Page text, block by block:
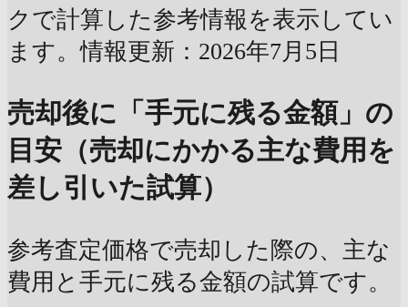
クで計算した参考情報を表示してい
ます。情報更新：2026年7月5日
売却後に「手元に残る金額」の
目安（売却にかかる主な費用を
差し引いた試算）
参考査定価格で売却した際の、主な
費用と手元に残る金額の試算です。